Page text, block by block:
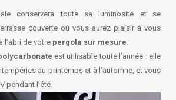
conservera toute sa luminosité et se
couverte où vous aurez plaisir à vous
l’abri de votre pergola sur mesure.
est utilisable toute l’année : elle
au printemps et à l’automne, et vous
pendant l’été.